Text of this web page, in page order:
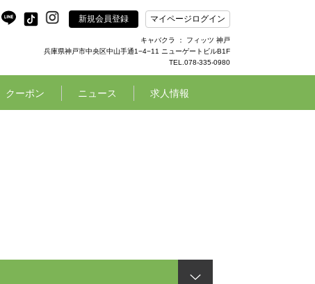
新規会員登録 マイページログイン
キャバクラ ： フィッツ 神戸
兵庫県神戸市中央区中山手通1−4−11 ニューゲートビルB1F
TEL.078-335-0980
クーポン ニュース 求人情報